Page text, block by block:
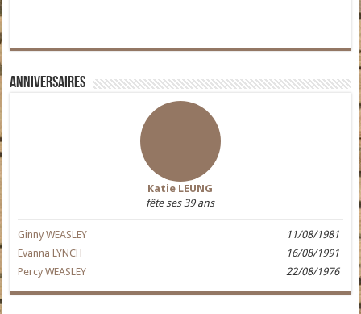
Anniversaires
Katie LEUNG
fête ses 39 ans
Ginny WEASLEY
11/08/1981
Evanna LYNCH
16/08/1991
Percy WEASLEY
22/08/1976